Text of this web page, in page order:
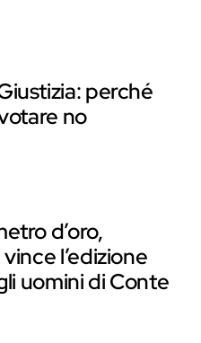
perché
no
d’oro,
l’edizione
uomini di Conte